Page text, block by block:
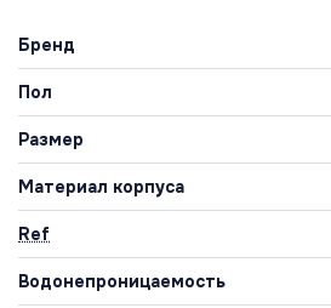
Бренд
Пол
Размер
Материал корпуса
Ref
Водонепроницаемость